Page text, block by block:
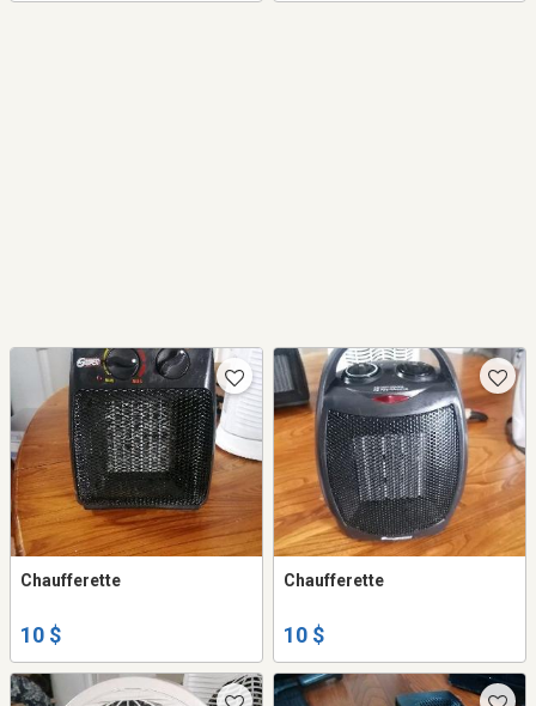
Chaufferette
10 $
Chaufferette
10 $